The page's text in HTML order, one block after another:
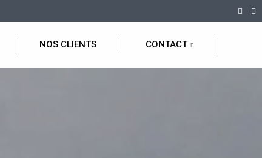
NOS CLIENTS CONTACT